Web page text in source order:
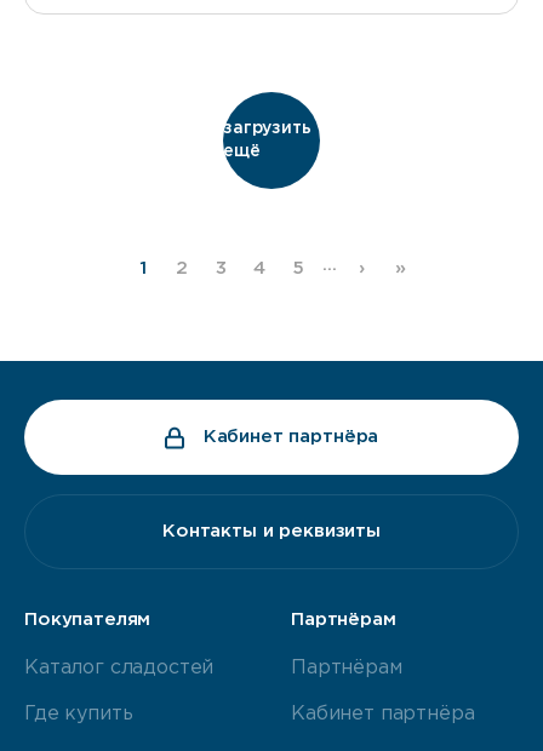
загрузить
ещё
1 2 3 4 5 › »
Кабинет партнёра
Контакты и реквизиты
Покупателям
Каталог сладостей
Где купить
Партнёрам
Партнёрам
Кабинет партнёра